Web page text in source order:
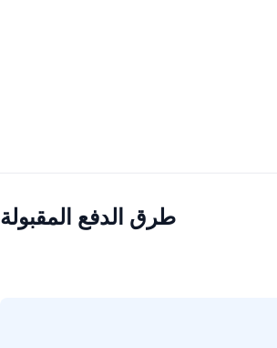
طرق الدفع المقبولة